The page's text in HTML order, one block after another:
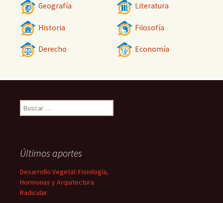
Geografía Literatura
Historia Filosofía
Derecho Economía
Buscar:
Últimos aportes
Desarrollo Vegetal: Fisiología,
Hormonas y Arquitectura
Radicular